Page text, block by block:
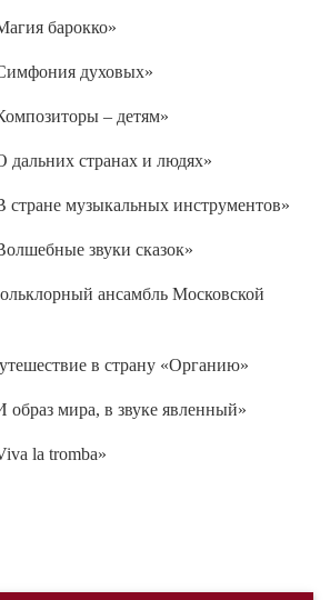
барокко»
духовых»
– детям»
странах и людях»
музыкальных инструментов»
звуки сказок»
ансамбль Московской
в страну «Органию»
мира, в звуке явленный»
la tromba»